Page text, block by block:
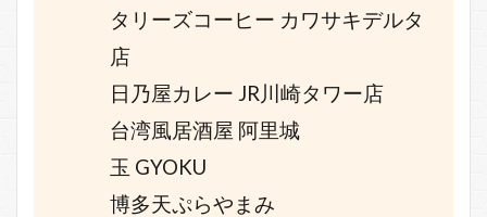
タリーズコーヒー カワサキデルタ
店
日乃屋カレー JR川崎タワー店
台湾風居酒屋 阿里城
玉 GYOKU
博多天ぷらやまみ